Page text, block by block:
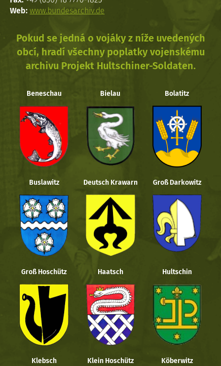
Web: www.bundesarchiv.de
Pokud se jedná o vojáky z níže uvedených
obcí, hradí všechny poplatky vojenskému
archivu Projekt Hultschiner-Soldaten.
Beneschau Bielau Bolatitz
Buslawitz Deutsch Krawarn Groß Darkowitz
Groß Hoschütz Haatsch Hultschin
Klebsch Klein Hoschütz Köberwitz